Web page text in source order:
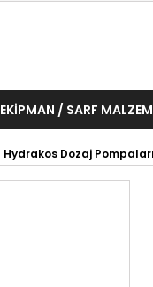
EKIPMAN / SARF
Hydrakos Dozaj Pompaları